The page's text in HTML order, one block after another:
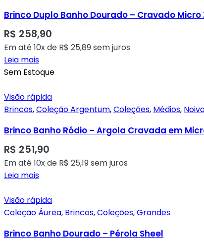
Brinco Duplo Banho Dourado – Cravado
R$ 258,90
Em até 10x de R$ 25,89sem juros
Leia mais
Sem Estoque
Visão rápida
Brincos,Coleção Argentum,Coleções, Médios,
Brinco Banho Ródio – Argola Cravada em
R$ 251,90
Em até 10x de R$ 25,19sem juros
Leia mais
Visão rápida
Coleção Áurea, Brincos,Coleções,Grandes
Brinco Banho Dourado – Pérola Sheel